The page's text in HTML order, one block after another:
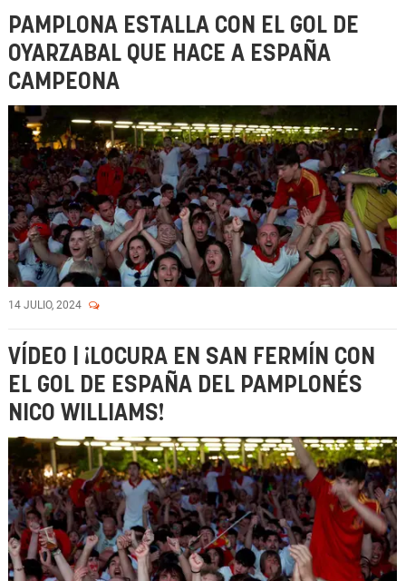
PAMPLONA ESTALLA CON EL GOL DE
OYARZABAL QUE HACE A ESPAÑA
CAMPEONA
14 JULIO, 2024
VÍDEO | ¡LOCURA EN SAN FERMÍN CON
EL GOL DE ESPAÑA DEL PAMPLONÉS
NICO WILLIAMS!